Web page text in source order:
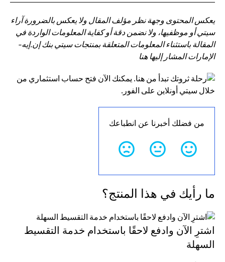
يعكس المحتوى وجهة نظر مؤلف المقال ولا يعكس بالضرورة آراء
سيتي أو موظفيها، ولا نضمن دقة أو كفاية المعلومات الواردة في
المقالة باستثناء المعلومات المتعلقة بمنتجات سيتي بنك إن.إيه-
الإمارات المشار إليها هنا
من فضلك أخبرنا عن انطباعك
ما رأيك في هذا المنتج؟
اشترِ الآن وادفع لاحقًا باستخدام خدمة التقسيط
السهلة